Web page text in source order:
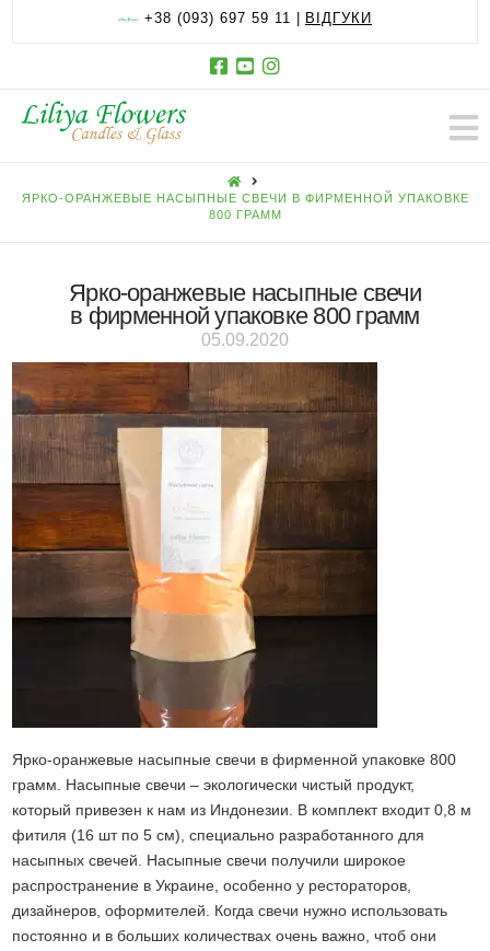
+38 (093) 697 59 11 | ВІДГУКИ
HOME
ЯРКО-ОРАНЖЕВЫЕ НАСЫПНЫЕ СВЕЧИ В ФИРМЕННОЙ УПАКОВКЕ
800 ГРАММ
Ярко-оранжевые насыпные свечи
в фирменной упаковке 800 грамм
05.09.2020
Ярко-оранжевые насыпные свечи в фирменной упаковке 800
грамм. Насыпные свечи – экологически чистый продукт,
который привезен к нам из Индонезии. В комплект входит 0,8 м
фитиля (16 шт по 5 см), специально разработанного для
насыпных свечей. Насыпные свечи получили широкое
распространение в Украине, особенно у рестораторов,
дизайнеров, оформителей. Когда свечи нужно использовать
постоянно и в больших количествах очень важно, чтоб они